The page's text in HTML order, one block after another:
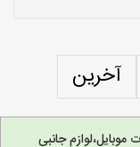
آخرین
جانبی